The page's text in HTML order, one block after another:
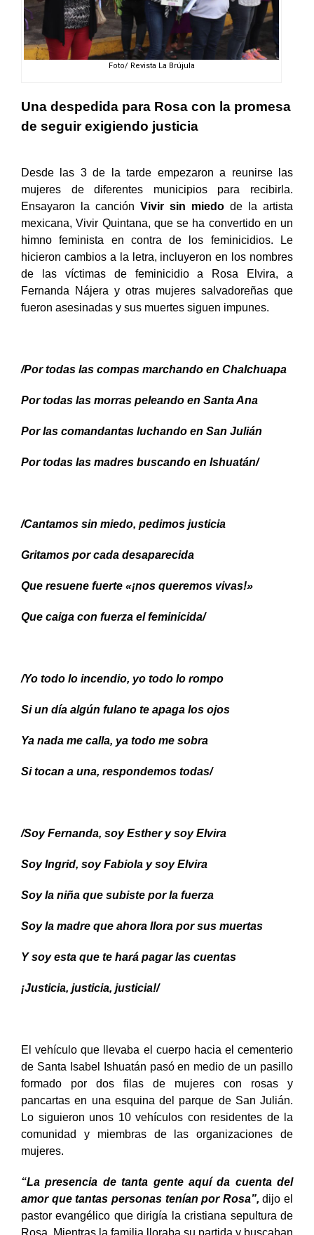
Foto/ Revista La Brújula
Una despedida para Rosa con la promesa
de seguir exigiendo justicia
Desde las 3 de la tarde empezaron a reunirse las
mujeres de diferentes municipios para recibirla.
Ensayaron la canción Vivir sin miedo de la artista
mexicana, Vivir Quintana, que se ha convertido en un
himno feminista en contra de los feminicidios. Le
hicieron cambios a la letra, incluyeron en los nombres
de las víctimas de feminicidio a Rosa Elvira, a
Fernanda Nájera y otras mujeres salvadoreñas que
fueron asesinadas y sus muertes siguen impunes.
/Por todas las compas marchando en Chalchuapa
Por todas las morras peleando en Santa Ana
Por las comandantas luchando en San Julián
Por todas las madres buscando en Ishuatán/
/Cantamos sin miedo, pedimos justicia
Gritamos por cada desaparecida
Que resuene fuerte «¡nos queremos vivas!»
Que caiga con fuerza el feminicida/
/Yo todo lo incendio, yo todo lo rompo
Si un día algún fulano te apaga los ojos
Ya nada me calla, ya todo me sobra
Si tocan a una, respondemos todas/
/Soy Fernanda, soy Esther y soy Elvira
Soy Ingrid, soy Fabiola y soy Elvira
Soy la niña que subiste por la fuerza
Soy la madre que ahora llora por sus muertas
Y soy esta que te hará pagar las cuentas
¡Justicia, justicia, justicia!/
El vehículo que llevaba el cuerpo hacia el cementerio
de Santa Isabel Ishuatán pasó en medio de un pasillo
formado por dos filas de mujeres con rosas y
pancartas en una esquina del parque de San Julián.
Lo siguieron unos 10 vehículos con residentes de la
comunidad y miembras de las organizaciones de
mujeres.
“La presencia de tanta gente aquí da cuenta del
amor que tantas personas tenían por Rosa”, dijo el
pastor evangélico que dirigía la cristiana sepultura de
Rosa. Mientras la familia lloraba su partida y buscaban